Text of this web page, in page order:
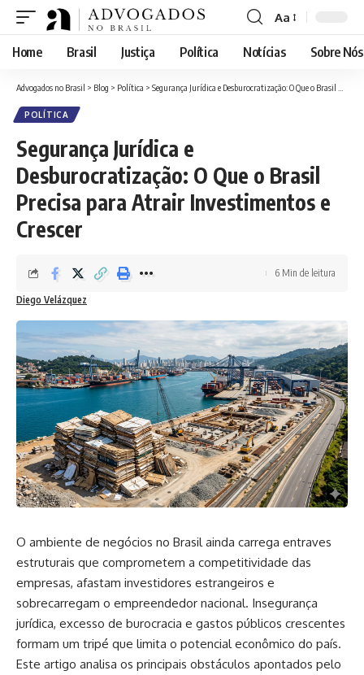
Font
Resizer
Aa
Home Brasil Justiça Política Notícias Sobre Nós
Advogados no Brasil > Blog > Política > Segurança Jurídica e Desburocratização: O Que o Brasil Precisa para Atrair Investimentos e Crescer
POLÍTICA
Segurança Jurídica e
Desburocratização: O Que o Brasil
Precisa para Atrair Investimentos e
Crescer
Diego Velázquez
6 Min de leitura
O ambiente de negócios no Brasil ainda carrega entraves
estruturais que comprometem a competitividade das
empresas, afastam investidores estrangeiros e
sobrecarregam o empreendedor nacional. Insegurança
jurídica, excesso de burocracia e gastos públicos crescentes
formam um tripé que limita o potencial econômico do país.
Este artigo analisa os principais obstáculos apontados pelo